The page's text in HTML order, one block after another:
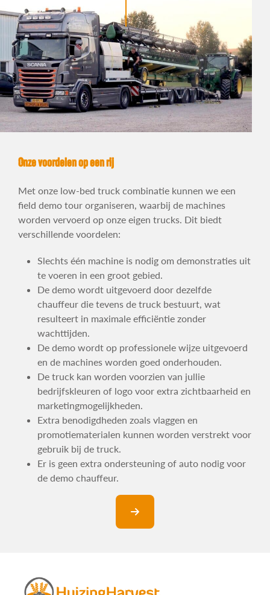
Onze voordelen op een rij
Met onze low-bed truck combinatie kunnen we een
field demo tour organiseren, waarbij de machines
worden vervoerd op onze eigen trucks. Dit biedt
verschillende voordelen:
Slechts één machine is nodig om demonstraties uit
te voeren in een groot gebied.
De demo wordt uitgevoerd door dezelfde
chauffeur die tevens de truck bestuurt, wat
resulteert in maximale efficiëntie zonder
wachttijden.
De demo wordt op professionele wijze uitgevoerd
en de machines worden goed onderhouden.
De truck kan worden voorzien van jullie
bedrijfskleuren of logo voor extra zichtbaarheid en
marketingmogelijkheden.
Extra benodigdheden zoals vlaggen en
promotiematerialen kunnen worden verstrekt voor
gebruik bij de truck.
Er is geen extra ondersteuning of auto nodig voor
de demo chauffeur.